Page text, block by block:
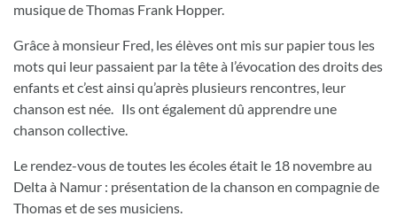
musique de Thomas Frank Hopper.
Grâce à monsieur Fred, les élèves ont mis sur papier tous les
mots qui leur passaient par la tête à l’évocation des droits des
enfants et c’est ainsi qu’après plusieurs rencontres, leur
chanson est née. Ils ont également dû apprendre une
chanson collective.
Le rendez-vous de toutes les écoles était le 18 novembre au
Delta à Namur : présentation de la chanson en compagnie de
Thomas et de ses musiciens.